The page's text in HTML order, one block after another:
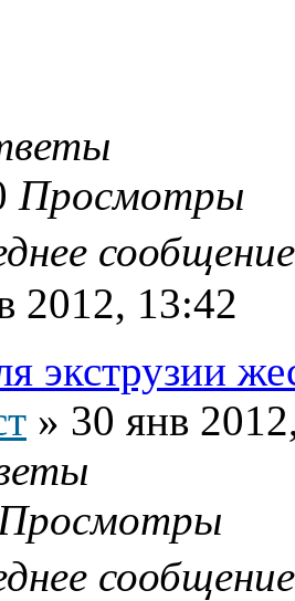
Просмотры
2012, 13:42
экструзии
» 30 янв